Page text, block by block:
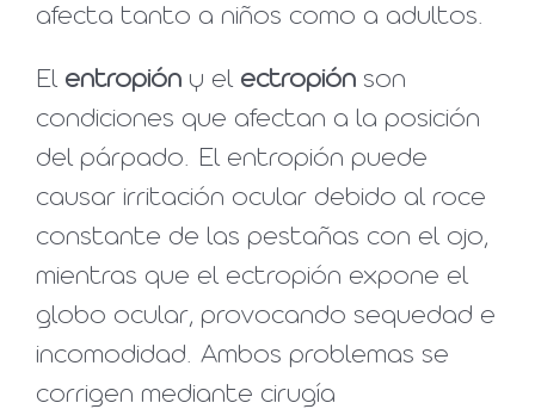
afecta tanto a niños como a adultos.
El entropión y el ectropión son
condiciones que afectan a la posición
del párpado. El entropión puede
causar irritación ocular debido al roce
constante de las pestañas con el ojo,
mientras que el ectropión expone el
globo ocular, provocando sequedad e
incomodidad. Ambos problemas se
corrigen mediante cirugía